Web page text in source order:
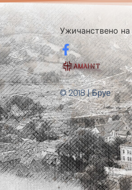
Ужичанствено
© 2018 | Бруе